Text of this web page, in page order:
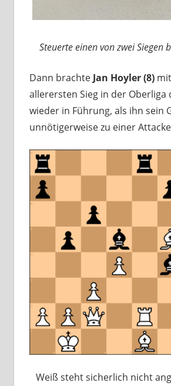
Steuerte einen von zwei Siegen
Dann brachte Jan Hoyler (8)
allerersten Sieg in der Oberliga
wieder in Führung, als ihn sein
unnötigerweise zu einer
Weiß steht sicherlich nicht